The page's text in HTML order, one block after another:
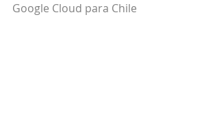
Google Cloud para Chile